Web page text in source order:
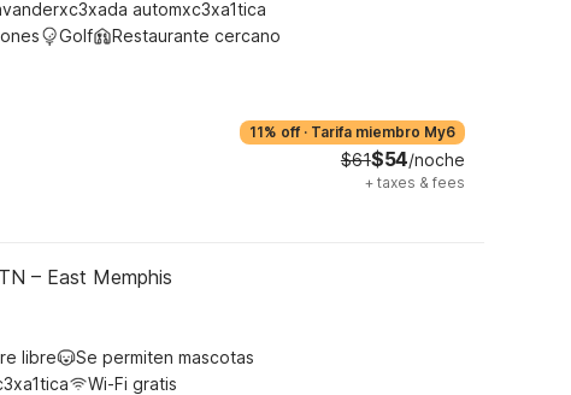
automxc3xa1tica
Golf Restaurante cercano
11% off · Tarifa miembro My6
$61$54/noche
+ taxes & fees
– East Memphis
libre
Se permiten mascotas
Wi-Fi gratis